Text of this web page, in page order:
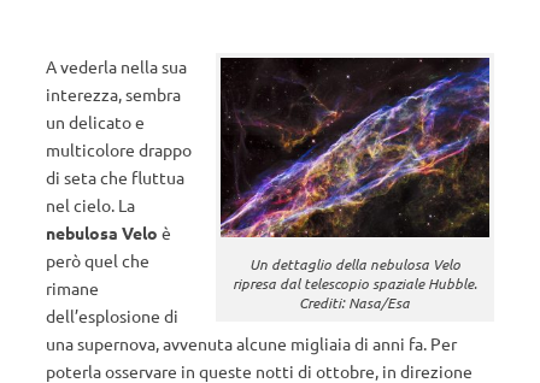
Un dettaglio della nebulosa Velo
ripresa dal telescopio spaziale Hubble.
Crediti: Nasa/Esa
A vederla nella sua
interezza, sembra
un delicato e
multicolore drappo
di seta che fluttua
nel cielo. La
nebulosa Velo è
però quel che
rimane
dell’esplosione di
una supernova, avvenuta alcune migliaia di anni fa. Per
poterla osservare in queste notti di ottobre, in direzione